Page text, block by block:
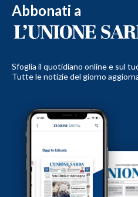
Abbonati a
Sfoglia il quotidiano online e sul
Tutte le notizie del giorno